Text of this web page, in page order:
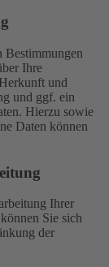
Bestimmungen
Ihre
und
und ggf. ein
Hierzu sowie
Daten können
Ihrer
Sie sich
der